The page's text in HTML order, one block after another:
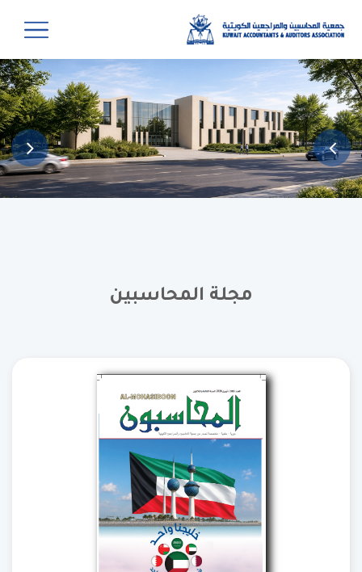
مجلة المحاسبين